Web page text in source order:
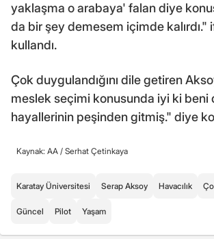
yaklaşma o arabaya' falan diye
da bir şey demesem içimde kalırdı."
kullandı.
Çok duygulandığını dile getiren
meslek seçimi konusunda iyi ki beni
hayallerinin peşinden gitmiş." diye
Kaynak: AA / Serhat Çetinkaya
Karatay Üniversitesi Serap Aksoy Havacılık
Güncel Pilot Yaşam